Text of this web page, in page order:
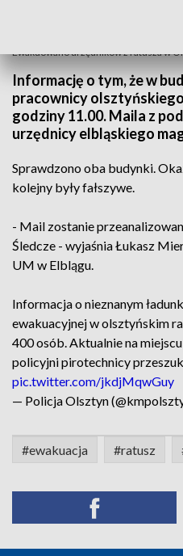
Ewakuowano urzędników z ratusza w
Informację o tym, że w
pracownicy
godziny 11.00. Maila z
urzędnicy elbląskiego
Sprawdzono oba budynki.
kolejny były fałszywe.
- Mail zostanie
Śledcze - wyjaśnia Łukasz
UM w Elblągu.
Informacja o nieznanym
ewakuacyjnej w olsztyńskim
400 osób. Aktualnie na
policyjni pirotechnicy
pic.twitter.com/jkdjMqwGuy
— Policja Olsztyn
#ewakuacja #ratusz